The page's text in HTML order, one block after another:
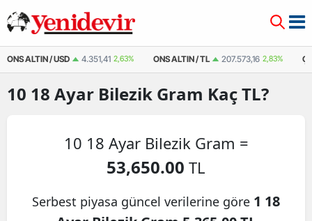
ONS ALTIN / USD 4.351,41 2,63% ONS ALTIN / TL 207.573,16 2,83%
10 18 Ayar Bilezik Gram Kaç TL?
10 18 Ayar Bilezik Gram =
53,650.00 TL
Serbest piyasa güncel verilerine göre 1 18